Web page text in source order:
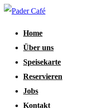
Home
Über uns
Speisekarte
Reservieren
Jobs
Kontakt